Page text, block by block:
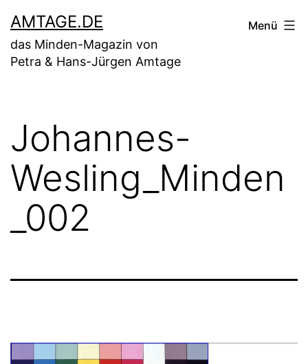
Zum
Inhalt
springen
AMTAGE.DE
das Minden-Magazin von
Petra & Hans-Jürgen Amtage
Menü
Johannes-
Wesling_Minden
_002